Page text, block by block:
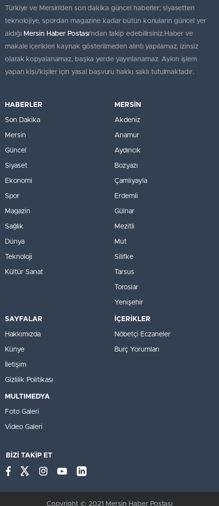
Türkiye ve Mersin’den son dakika güncel haberler; siyasetten
teknolojiye, spordan magazine kadar bütün konuların güncel yer
aldığı Mersin Haber Postası'ndan takip edebilirsiniz.Haber ve
makale içerikleri kaynak gösterilmeden alıntı yapılamaz, izinsiz
olarak kopyalanamaz, başka yerde yayınlanamaz. Aykırı işlem
yapan kişi/kişiler için yasal başvuru hakkı saklı tutulmaktadır.
HABERLER
Son Dakika
Mersin
Güncel
Siyaset
Ekonomi
Spor
Magazin
Sağlık
Dünya
Teknoloji
Kültür Sanat
MERSİN
Akdeniz
Anamur
Aydıncık
Bozyazı
Çamlıyayla
Erdemli
Gülnar
Mezitli
Mut
Silifke
Tarsus
Toroslar
Yenişehir
SAYFALAR
Hakkımızda
Künye
İletişim
Gizlilik Politikası
İÇERİKLER
Nöbetçi Eczaneler
Burç Yorumları
MULTIMEDYA
Foto Galeri
Video Galeri
BİZİ TAKİP ET
Copyright © 2021 Mersin Haber Postası